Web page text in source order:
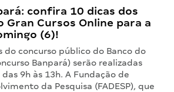
confira 10 dicas dos
Gran Cursos Online para a
(6)!
do concurso público do Banco do
Banpará) serão realizadas
9h às 13h. A Fundação de
da Pesquisa (FADESP), que